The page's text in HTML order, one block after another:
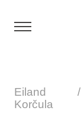
Eiland
Korčula